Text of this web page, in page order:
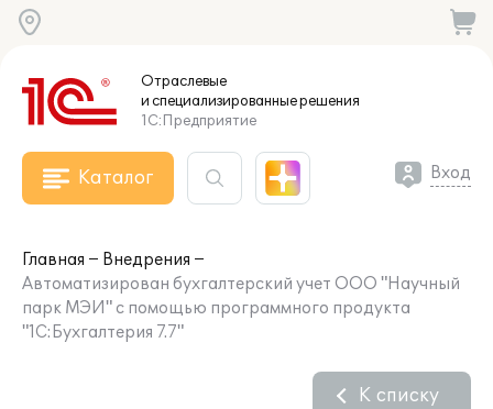
Отраслевые
и специализированныерешения
1С:Предприятие
Каталог Вход
Главная
Внедрения
Автоматизирован бухгалтерский учет ООО "Научный
парк МЭИ" с помощью программного продукта
"1С:Бухгалтерия 7.7"
К списку